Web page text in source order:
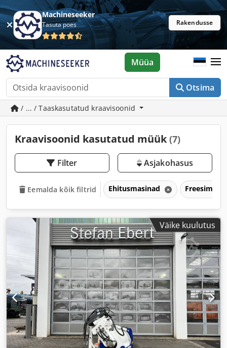
Machineseeker
Tasuta poes Rakendusse
Otsima
Müüa
/ ... / Taaskasutatud kraavisoonid
Kraavisoonid kasutatud müük (7)
Filter Asjakohasus
Eemalda kõik filtrid Ehitusmasinad Freesimine
Väike kuulutus